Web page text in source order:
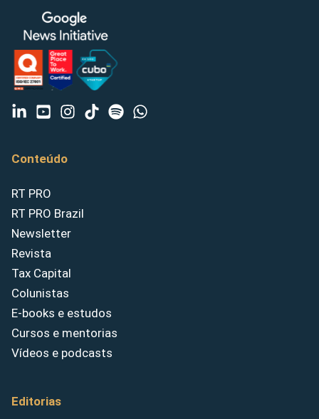
Conteúdo
RT PRO
RT PRO Brazil
Newsletter
Revista
Tax Capital
Colunistas
E-books e estudos
Cursos e mentorias
Vídeos e podcasts
Editorias